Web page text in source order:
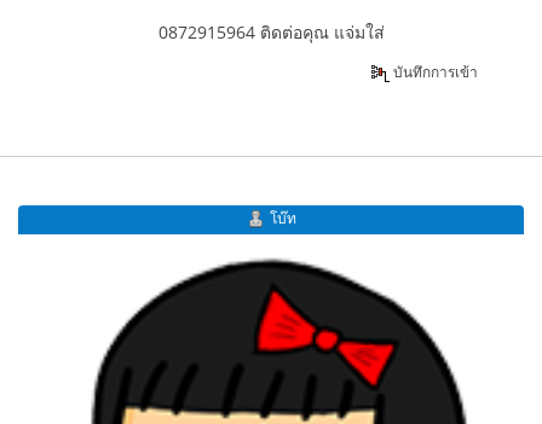
0872915964 ติดต่อคุณ แจ่มใส่
บันทึกการเข้า
โบ๊ท